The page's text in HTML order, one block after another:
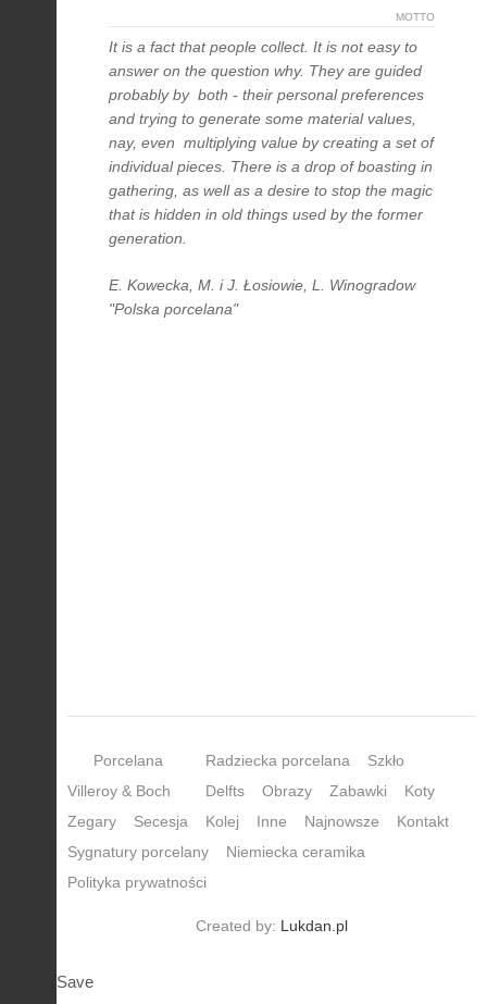
MOTTO
It is a fact that people collect. It is not easy to
answer on the question why. They are guided
probably by both - their personal preferences
and trying to generate some material values,
nay, even multiplying value by creating a set of
individual pieces. There is a drop of boasting in
gathering, as well as a desire to stop the magic
that is hidden in old things used by the former
generation.
E. Kowecka, M. i J. Łosiowie, L. Winogradow
"Polska porcelana"
Porcelana
Villeroy & Boch
Radziecka porcelana
Szkło
Delfts
Obrazy Zabawki
Koty
Zegary
Secesja Kolej Inne Najnowsze
Kontakt
Sygnatury porcelany
Niemiecka ceramika
Polityka prywatności
Created by: Lukdan.pl
Save